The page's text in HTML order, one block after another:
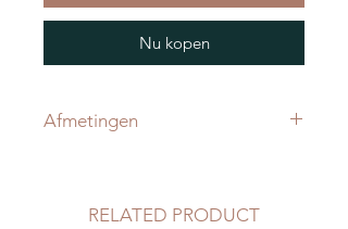
Nu kopen
Afmetingen
RELATED PRODUCT